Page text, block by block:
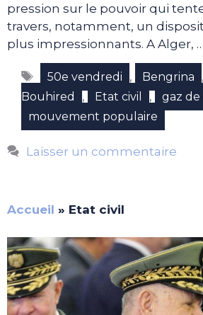
pression sur le pouvoir qui
travers, notamment, un
plus impressionnants. A Alger, …
Étiquettes
50e vendredi , Bengrina ,
Bouhired
, Etat civil , gaz de
mouvement populaire
Laisser un commentaire
Accueil » Etat civil